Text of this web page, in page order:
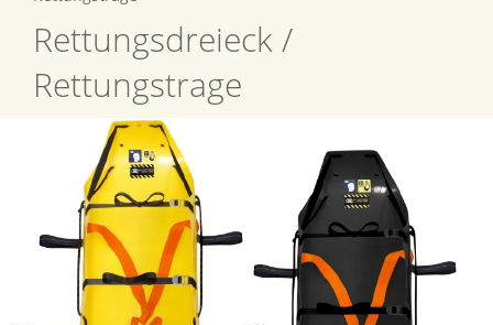
Rettungsdreieck /
Rettungstrage